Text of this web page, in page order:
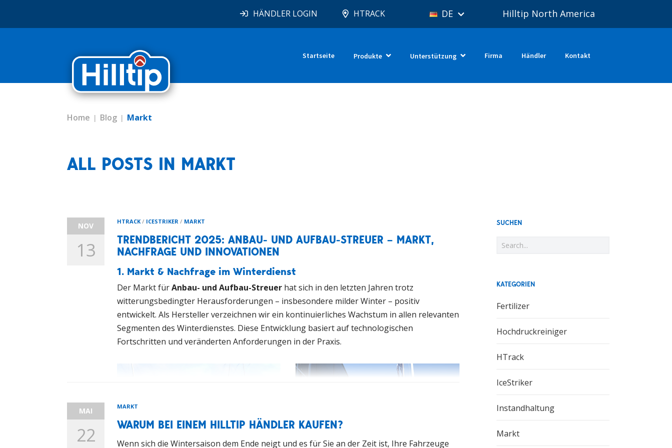
HÄNDLER LOGIN HTRACK Hilltip North America
DE
Startseite Produkte Unterstützung Firma Händler Kontakt
Home Blog Markt
ALL POSTS IN MARKT
NOV
13
HTRACK / ICESTRIKER / MARKT
TRENDBERICHT 2025: ANBAU- UND AUFBAU-STREUER – MARKT,
NACHFRAGE UND INNOVATIONEN
1. Markt & Nachfrage im Winterdienst
Der Markt fürAnbau- und Aufbau-Streuer hat sich in den letzten Jahren trotz
witterungsbedingter Herausforderungen – insbesondere milder Winter – positiv
entwickelt. Als Hersteller verzeichnen wir ein kontinuierliches Wachstum in allen relevanten
Segmenten des Winterdienstes. Diese Entwicklung basiert auf technologischen
Fortschritten und veränderten Anforderungen in der Praxis.
MAI
22
MARKT
WARUM BEI EINEM HILLTIP HÄNDLER KAUFEN?
Wenn sich die Wintersaison dem Ende neigt und es für Sie an der Zeit ist, Ihre Fahrzeuge
SUCHEN
KATEGORIEN
Fertilizer
Hochdruckreiniger
HTrack
IceStriker
Instandhaltung
Markt